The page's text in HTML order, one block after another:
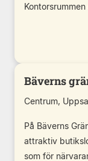
Bäverns
Centrum,
På Bäverns
attraktiv
som för